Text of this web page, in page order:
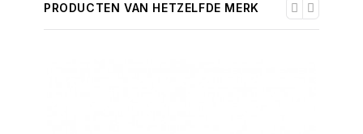
PRODUCTEN VAN HETZELFDE MERK